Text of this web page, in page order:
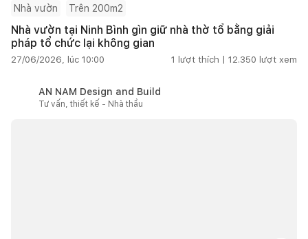
Nhà vườn Trên 200m2
Nhà vườn tại Ninh Bình gìn giữ nhà thờ tổ bằng giải
pháp tổ chức lại không gian
27/06/2026, lúc 10:00 1 lượt thích | 12.350 lượt xem
AN NAM Design and Build
Tư vấn, thiết kế - Nhà thầu